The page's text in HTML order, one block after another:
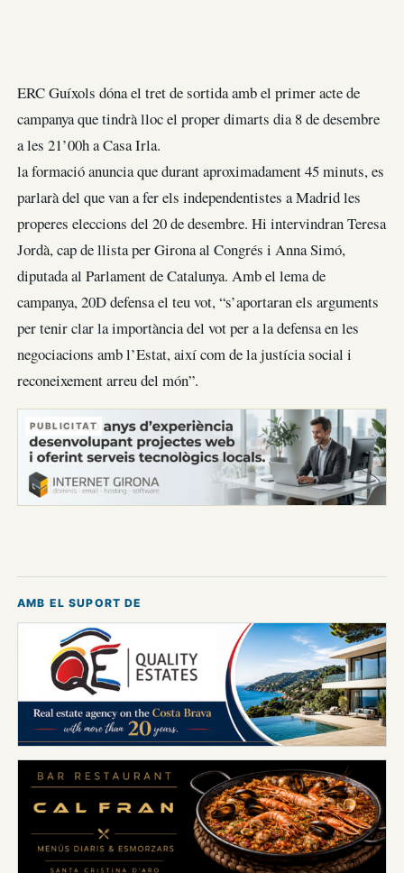
ERC Guíxols dóna el tret de sortida amb el primer acte de
campanya que tindrà lloc el proper dimarts dia 8 de desembre
a les 21’00h a Casa Irla.
la formació anuncia que durant aproximadament 45 minuts, es
parlarà del que van a fer els independentistes a Madrid les
properes eleccions del 20 de desembre. Hi intervindran Teresa
Jordà, cap de llista per Girona al Congrés i Anna Simó,
diputada al Parlament de Catalunya. Amb el lema de
campanya, 20D defensa el teu vot, “s’aportaran els arguments
per tenir clar la importància del vot per a la defensa en les
negociacions amb l’Estat, així com de la justícia social i
reconeixement arreu del món”.
PUBLICITAT
AMB EL SUPORT DE